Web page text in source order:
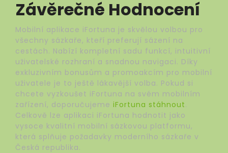
Závěrečné Hodnocení
Mobilní aplikace iFortuna je skvělou volbou pro
všechny sázkaře, kteří preferují sázení na
cestách. Nabízí kompletní sadu funkcí, intuitivní
uživatelské rozhraní a snadnou navigaci. Díky
exkluzivním bonusům a promoakcím pro mobilní
uživatele je to ještě lákavější volba. Pokud si
chcete vyzkoušet iFortuna na svém mobilním
zařízení, doporučujeme iFortuna stáhnout.
Celkově lze aplikaci iFortuna hodnotit jako
vysoce kvalitní mobilní sázkovou platformu,
která splňuje požadavky moderního sázkaře v
Česká republika.